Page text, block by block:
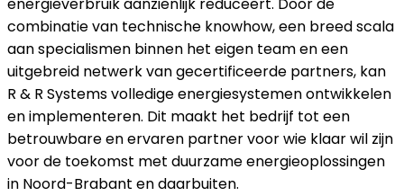
energieverbruik aanzienlijk reduceert. Door de
combinatie van technische knowhow, een breed scala
aan specialismen binnen het eigen team en een
uitgebreid netwerk van gecertificeerde partners, kan
R & R Systems volledige energiesystemen ontwikkelen
en implementeren. Dit maakt het bedrijf tot een
betrouwbare en ervaren partner voor wie klaar wil zijn
voor de toekomst met duurzame energieoplossingen
in Noord-Brabant en daarbuiten.